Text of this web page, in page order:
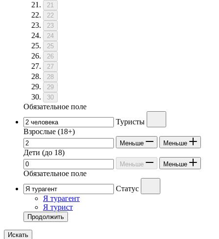
21
22
23
24
25
26
27
28
29
30
Обязательное поле
Туристы
Взрослые (18+)
Меньше Меньше
Дети (до 18)
Меньше Меньше
Обязательное поле
Статус
Я турагент
Я турист
Продолжить
Искать